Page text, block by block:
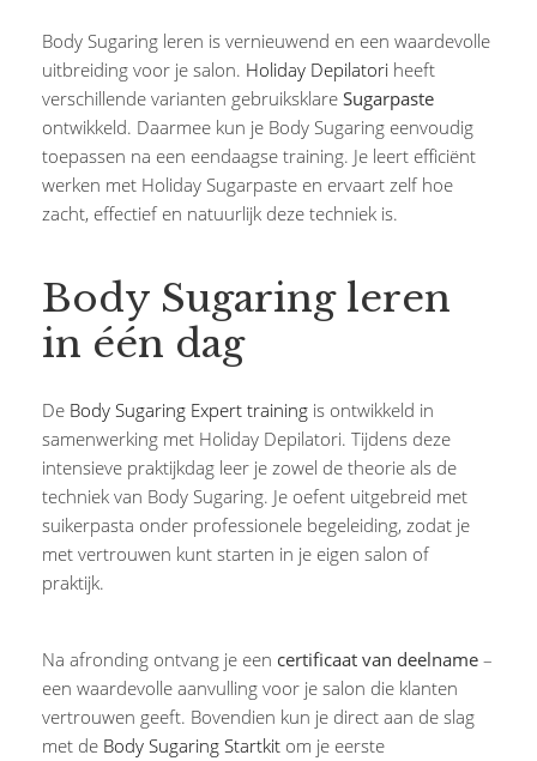
Body Sugaring leren is vernieuwend en een waardevolle
uitbreiding voor je salon. Holiday Depilatori heeft
verschillende varianten gebruiksklare Sugarpaste
ontwikkeld. Daarmee kun je Body Sugaring eenvoudig
toepassen na een eendaagse training. Je leert efficiënt
werken met Holiday Sugarpaste en ervaart zelf hoe
zacht, effectief en natuurlijk deze techniek is.
Body Sugaring leren
in één dag
De Body Sugaring Expert training is ontwikkeld in
samenwerking met Holiday Depilatori. Tijdens deze
intensieve praktijkdag leer je zowel de theorie als de
techniek van Body Sugaring. Je oefent uitgebreid met
suikerpasta onder professionele begeleiding, zodat je
met vertrouwen kunt starten in je eigen salon of
praktijk.
Na afronding ontvang je een certificaat van deelname –
een waardevolle aanvulling voor je salon die klanten
vertrouwen geeft. Bovendien kun je direct aan de slag
met de Body Sugaring Startkit om je eerste